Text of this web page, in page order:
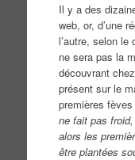
Il y a des
web, or, d’une
l’autre, selon le
ne sera pas la
découvrant chez
présent sur le
premières
ne fait pas
alors les
être plantées